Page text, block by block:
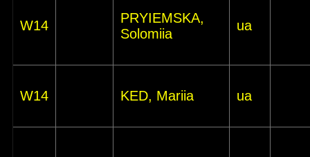
W14
PRYIEMSKA,
Solomiia
ua
W14 KED, Mariia ua